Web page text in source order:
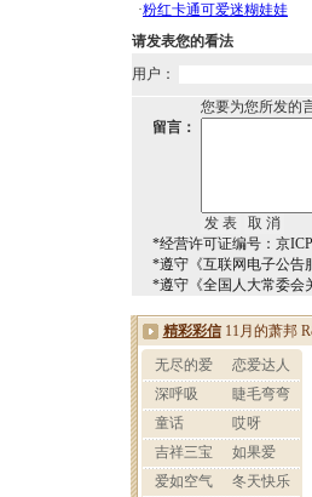
请发表您的看法
用户：
您要为您所发的
留言：
*经营许可证编号：京
*遵守《互联网电子公告
*遵守《全国人大常委会